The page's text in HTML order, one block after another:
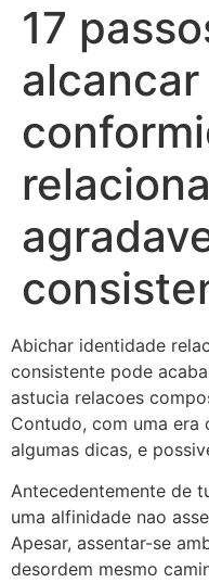
17
alcancar
Abichar identidade
consistente pode
astucia relacoes
Contudo, com uma era
algumas dicas, e
Antecedentemente de
uma alfinidade nao
Apesar, assentar-se
desordem mesmo